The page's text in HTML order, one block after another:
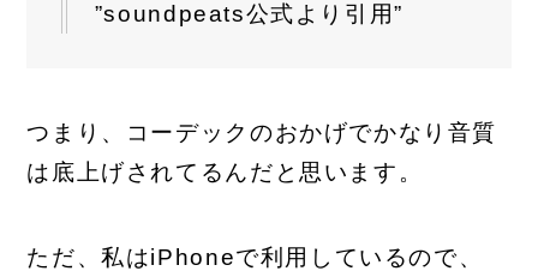
”soundpeats公式より引用”
つまり、コーデックのおかげでかなり音質
は底上げされてるんだと思います。
ただ、私はiPhoneで利用しているので、